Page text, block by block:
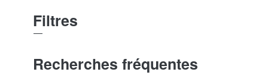
Filtres
Recherches fréquentes